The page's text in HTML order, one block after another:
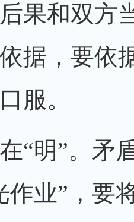
果和双方
据，要依
服。
明”。矛
作业”，要